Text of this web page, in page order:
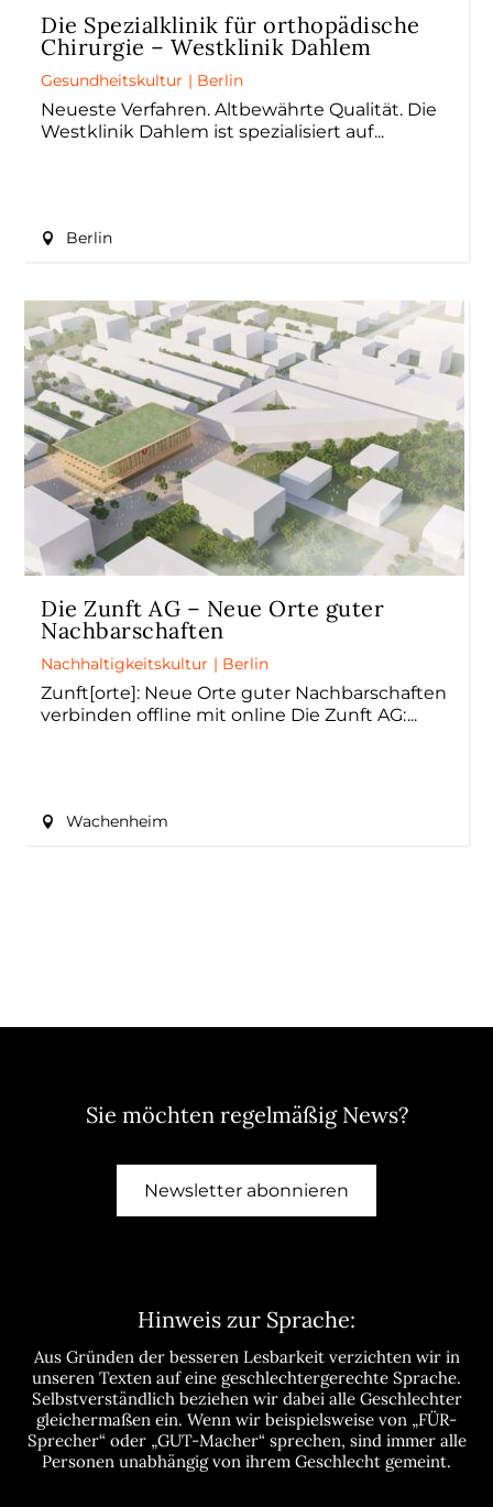
Die Spezialklinik für orthopädische
Chirurgie – Westklinik Dahlem
Gesundheitskultur | Berlin
Neueste Verfahren. Altbewährte Qualität. Die
Westklinik Dahlem ist spezialisiert auf
Berlin
Die Zunft AG – Neue Orte guter
Nachbarschaften
Nachhaltigkeitskultur | Berlin
Zunft[orte]: Neue Orte guter Nachbarschaften
verbinden offline mit online Die Zunft AG:
Wachenheim
Sie möchten regelmäßig News?
Newsletter abonnieren
Hinweis zur Sprache:
Aus Gründen der besseren Lesbarkeit verzichten wir in
unseren Texten auf eine geschlechtergerechte Sprache.
Selbstverständlich beziehen wir dabei alle Geschlechter
gleichermaßen ein. Wenn wir beispielsweise von „FÜR-
Sprecher“ oder „GUT-Macher“ sprechen, sind immer alle
Personen unabhängig von ihrem Geschlecht gemeint.